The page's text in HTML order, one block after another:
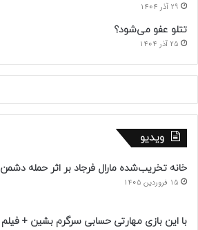
29 آذر 1404
تتلو عفو می‌شود؟
25 آذر 1404
ویدیو
خانه تخریب‌شده مارال فرجاد بر اثر حمله دشمن
15 فروردین 1405
با این بازی مهارتی حسابی سرگرم بشین + فیلم